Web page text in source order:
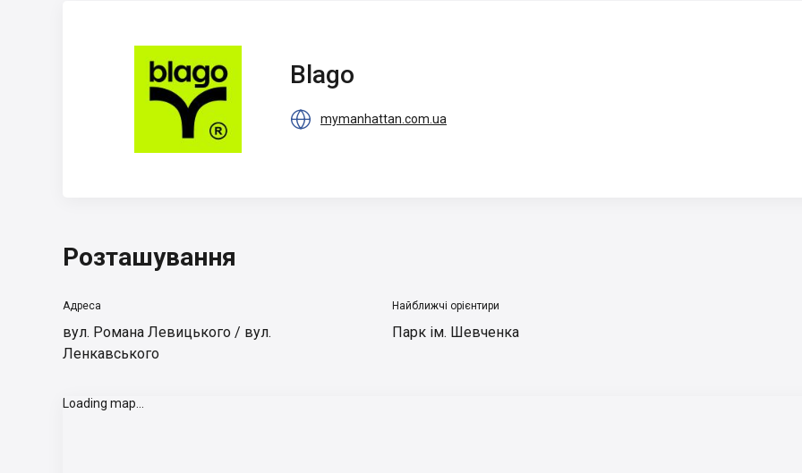
Blago
 mymanhattan.com.ua
Розташування
Адреса
вул. Романа Левицького / вул.
Ленкавського
Найближчі орієнтири
Парк ім. Шевченка
Loading map...